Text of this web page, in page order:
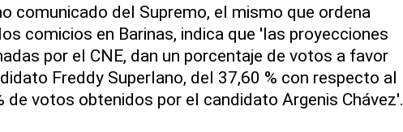
comunicado del Supremo, el mismo que ordena
comicios en Barinas, indica que 'las proyecciones
por el CNE, dan un porcentaje de votos a favor
Freddy Superlano, del 37,60 % con respecto al
de votos obtenidos por el candidato Argenis Chávez'.